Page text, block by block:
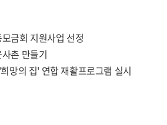
금회 지원사업 선정
촌 만들기
망의 집' 연합 재활프로그램 실시